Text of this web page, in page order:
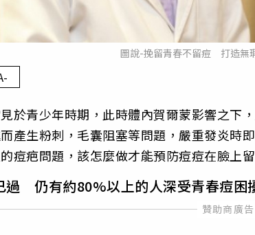
圖說-挽留青春不留痘 打造無
於青少年時期，此時體內賀爾蒙影響之下
產生粉刺，毛囊阻塞等問題，嚴重發炎時
痘疤問題，該怎麼做才能預防痘痘在臉上
過 仍有約80%以上的人深受青春痘困